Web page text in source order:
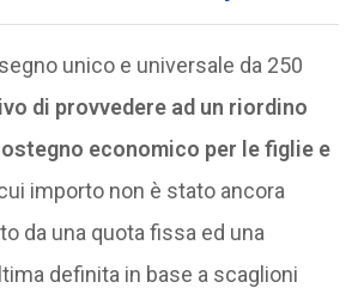
unico e universale da 250
di provvedere ad un riordino
economico per le figlie e
importo non è stato ancora
da una quota fissa ed una
definita in base a scaglioni